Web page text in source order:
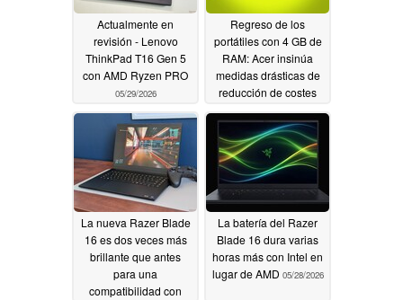
Actualmente en
revisión - Lenovo
ThinkPad T16 Gen 5
con AMD Ryzen PRO
05/29/2026
Regreso de los
portátiles con 4 GB de
RAM: Acer insinúa
medidas drásticas de
reducción de costes
05/29/2026
La nueva Razer Blade
16 es dos veces más
brillante que antes
para una
compatibilidad con
La batería del Razer
Blade 16 dura varias
horas más con Intel en
lugar de AMD 05/28/2026